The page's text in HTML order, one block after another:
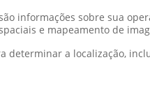
informações sobre sua
e mapeamento de
a localização,